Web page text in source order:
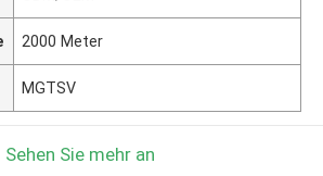
2000 Meter
MGTSV
Sehen Sie mehr an